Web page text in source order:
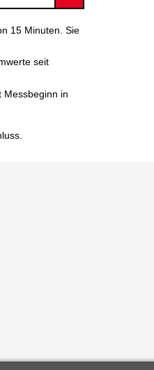
15 Minuten. Sie
seit
in
.